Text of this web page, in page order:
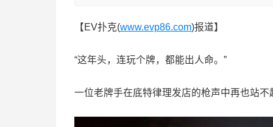
【EV扑克(www.evp86.com)报道】
“这年头，连玩个牌，都能出人命。”
一位老牌手在底特律理发店的枪声中再也站不